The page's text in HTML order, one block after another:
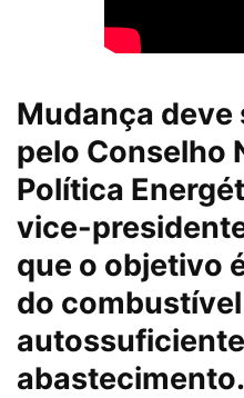
Mudança deve
pelo Conselho
Política
vice-
que o objetivo
do
abastecimento.